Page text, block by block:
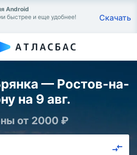
Android
быстрее и еще удобнее!
Скачать
— Ростов-на-
на 9 авг.
от 2000 ₽